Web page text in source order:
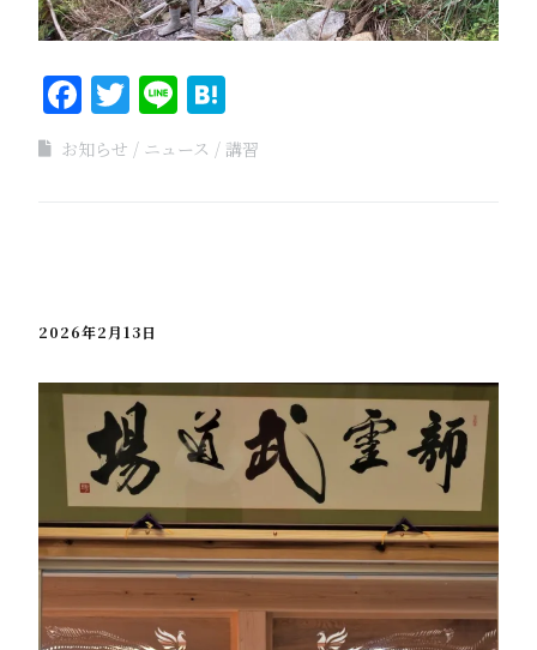
Facebook
Twitter
Line
お知らせ ニュース 講習
2026年2月13日